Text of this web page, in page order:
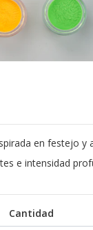
en festejo y
e intensidad
Cantidad